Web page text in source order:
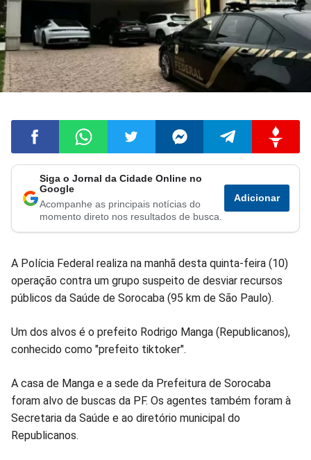
Compartilhar
no
Compartilhar
no
Compartilhar
no
Compartilhar
no
Compartilhar
no
no
Siga o Jornal da Cidade Online no
Google
Acompanhe as principais notícias do
momento direto nos resultados de busca.
Adicionar
A Polícia Federal realiza na manhã desta quinta-feira (10)
operação contra um grupo suspeito de desviar recursos
públicos da Saúde de Sorocaba (95 km de São Paulo).
Um dos alvos é o prefeito Rodrigo Manga (Republicanos),
conhecido como "prefeito tiktoker".
A casa de Manga e a sede da Prefeitura de Sorocaba
foram alvo de buscas da PF. Os agentes também foram à
Secretaria da Saúde e ao diretório municipal do
Republicanos.